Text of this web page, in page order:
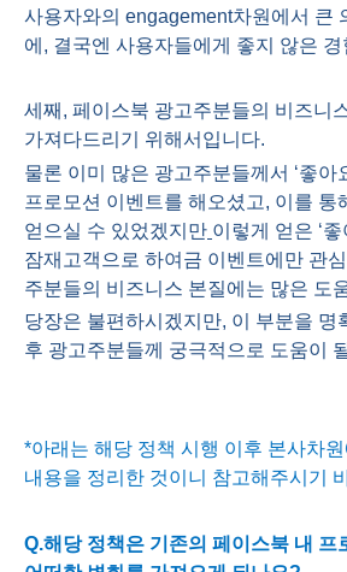
사용자와의 engagement차원에서 큰
에 , 결국엔 사용자들에게 좋지 않은
세째 , 페이스북 광고주분들의 비즈니
가져다드리기 위해서입니다.
물론 이미 많은 광고주분들께서 ‘좋아
프로모션 이벤트를 해오셨고, 이를 통
얻으실 수 있었겠지만 이렇게 얻은 ‘
잠재고객으로 하여금 이벤트에만 관
주분들의 비즈니스 본질에는 많은 도
당장은 불편하시겠지만, 이 부분을 명
후 광고주분들께 궁극적으로 도움이
*아래는 해당 정책 시행 이후 본사차
내용을 정리한 것이니 참고해주시기
Q.해당 정책은 기존의 페이스북 내 프